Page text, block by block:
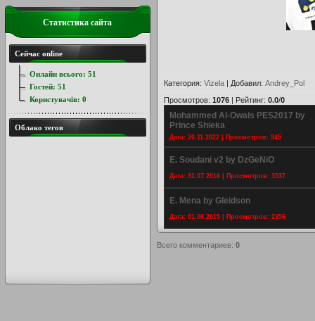
Категория: Vizela | Добавил: Andrey_Pol
Просмотров: 1076 | Рейтинг: 0.0/0
Mohammed Al-Owais PES2017 by
Prince Shieka
Дата: 26.11.2022 | Просмотров: 945
E. Soudani v2 by DzGeNiO
Дата: 31.07.2016 | Просмотров: 3537
E. Mena by Gleidson
Дата: 01.06.2015 | Просмотров: 2356
Всего комментариев: 0
Статистика сайта
Сейчас online
Онлайн всього: 51
Гостей: 51
Користувачів: 0
Облако тегов